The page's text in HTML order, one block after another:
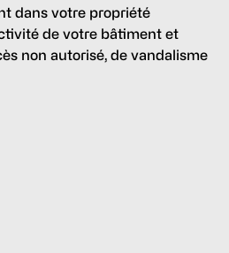
dans votre propriété
de votre bâtiment et
non autorisé, de vandalisme